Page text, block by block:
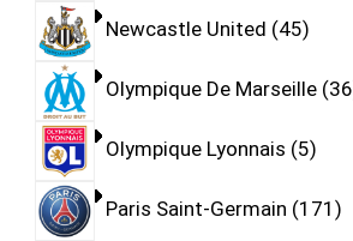
Newcastle United 45
Olympique De Marseille 36
Olympique Lyonnais 5
Paris Saint-Germain 171